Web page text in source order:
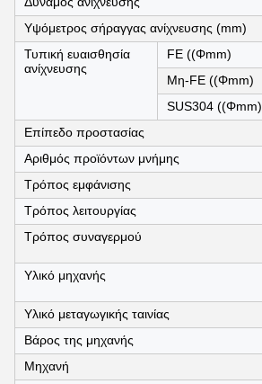
Υψόμετρος σήραγγας ανίχνευσης (mm)
Τυπική ευαισθησία
ανίχνευσης
FE ((Φmm)
Μη-FE ((Φmm)
SUS304 ((Φmm)
Επίπεδο προστασίας
Αριθμός προϊόντων μνήμης
Τρόπος εμφάνισης
Τρόπος λειτουργίας
Τρόπος συναγερμού
Υλικό μηχανής
Υλικό μεταγωγικής ταινίας
Βάρος της μηχανής
Μηχανή